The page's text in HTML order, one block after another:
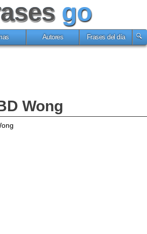
go
Autores Frases del día
Wong